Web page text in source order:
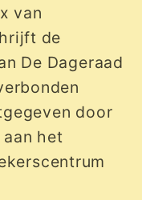
van
de
De Dageraad
door
aan het